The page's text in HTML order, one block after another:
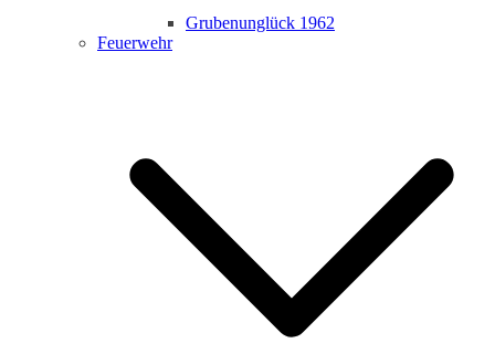
Grubenunglück 1962
Feuerwehr